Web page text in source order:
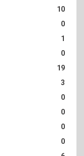
10
0
1
0
19
3
0
0
0
0